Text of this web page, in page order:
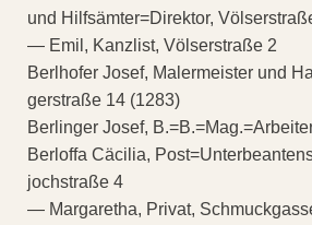
und Hilfsämter=Direktor,
— Emil, Kanzlist, Völserstraße 2
Berlhofer Josef, Malermeister und
gerstraße 14 (1283)
Berlinger Josef,
Berloffa Cäcilia,
jochstraße 4
— Margaretha, Privat,